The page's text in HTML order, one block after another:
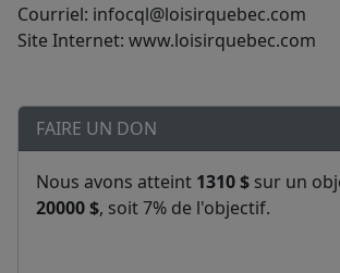
Courriel: infocql@loisirquebec.com
Site Internet: www.loisirquebec.com
FAIRE UN DON
Nous avons atteint 1310 $ sur un
20000 $, soit 7% de l'objectif.